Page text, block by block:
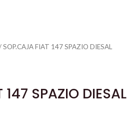
SOP.CAJA FIAT 147 SPAZIO DIESAL
SPAZIO DIESAL